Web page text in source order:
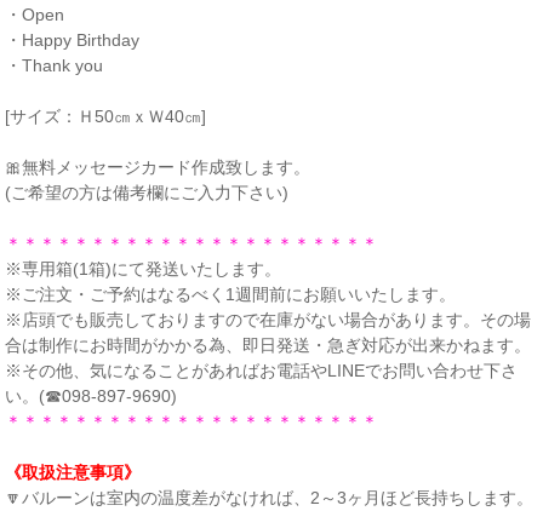
・Open
・Happy Birthday
・Thank you
[サイズ：Ｈ50㎝ｘＷ40㎝]
🎀無料メッセージカード作成致します。
(ご希望の方は備考欄にご入力下さい)
＊＊＊＊＊＊＊＊＊＊＊＊＊＊＊＊＊＊＊＊＊＊
※専用箱(1箱)にて発送いたします。
※ご注文・ご予約はなるべく1週間前にお願いいたします。
※店頭でも販売しておりますので在庫がない場合があります。その場
合は制作にお時間がかかる為、即日発送・急ぎ対応が出来かねます。
※その他、気になることがあればお電話やLINEでお問い合わせ下さ
い。(☎098-897-9690)
＊＊＊＊＊＊＊＊＊＊＊＊＊＊＊＊＊＊＊＊＊＊
《取扱注意事項》
🔽バルーンは室内の温度差がなければ、2～3ヶ月ほど長持ちします。